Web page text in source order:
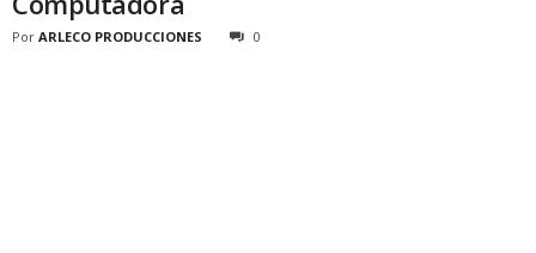
Por ARLECO PRODUCCIONES 0